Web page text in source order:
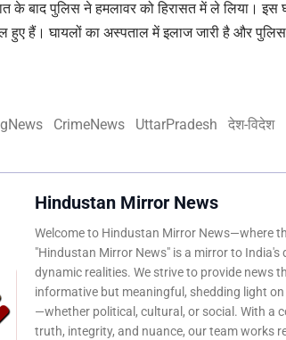
के बाद पुलिस ने हमलावर को हिरासत में ले लिया।
हुए हैं। घायलों का अस्पताल में इलाज जारी है और
CrimeNews UttarPradesh देश-विदेश
Hindustan Mirror News
Welcome to Hindustan Mirror News—where
"Hindustan Mirror News" is a mirror to India's
dynamic realities. We strive to provide news
informative but meaningful, shedding light
—whether political, cultural, or social. With a
truth, integrity, and nuance, our team works